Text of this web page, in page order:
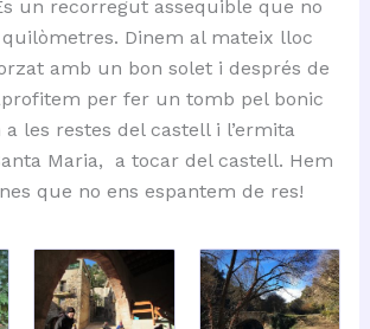
un recorregut assequible que no
Dinem al mateix lloc
amb un bon solet i després de
per fer un tomb pel bonic
les restes del castell i l’ermita
Maria, a tocar del castell. Hem
que no ens espantem de res!